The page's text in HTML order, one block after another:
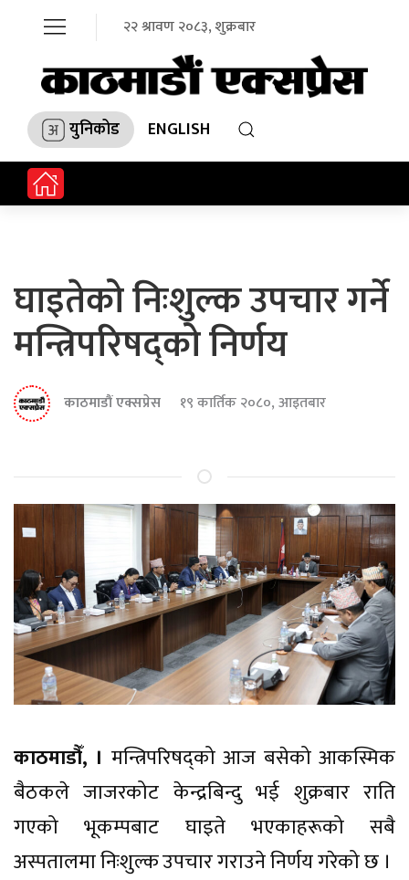
२२ श्रावण २०८३, शुक्रबार
युनिकोड ENGLISH
घाइतेको निःशुल्क उपचार गर्ने
मन्त्रिपरिषद्को निर्णय
काठमाडौं एक्सप्रेस १९ कार्तिक २०८०, आइतबार
काठमाडौँ, । मन्त्रिपरिषद्को आज बसेको आकस्मिक
बैठकले जाजरकोट केन्द्रबिन्दु भई शुक्रबार राति
गएको भूकम्पबाट घाइते भएकाहरूको सबै
अस्पतालमा निःशुल्क उपचार गराउने निर्णय गरेको छ ।